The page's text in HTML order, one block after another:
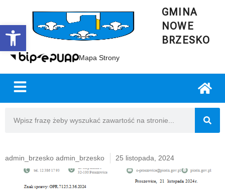
Open toolbar
GMINA
NOWE
BRZESKO
Mapa Strony
admin_brzesko admin_brzesko 25 listopada, 2024